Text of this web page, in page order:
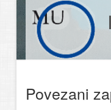
Povezani